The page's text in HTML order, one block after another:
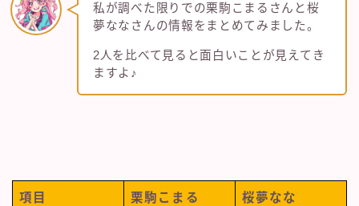
私が調べた限りでの栗駒こまるさんと桜
夢ななさんの情報をまとめてみました。
2人を比べて見ると面白いことが見えてき
ますよ♪
項目 栗駒こまる 桜夢なな